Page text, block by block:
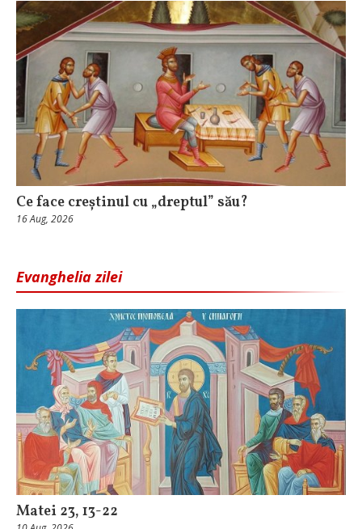
Ce face creștinul cu „dreptul” său?
16 Aug, 2026
Evanghelia zilei
Matei 23, 13-22